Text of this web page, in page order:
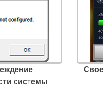
системы